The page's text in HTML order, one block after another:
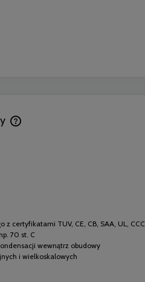
z certyfikatami TUV, CE, CB, SAA, UL, CCC
70 st. C
wewnątrz obudowy
i wielkoskalowych